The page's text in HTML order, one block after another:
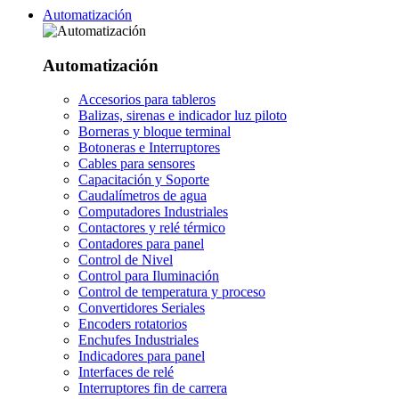
Automatización
Automatización
Accesorios para tableros
Balizas, sirenas e indicador luz piloto
Borneras y bloque terminal
Botoneras e Interruptores
Cables para sensores
Capacitación y Soporte
Caudalímetros de agua
Computadores Industriales
Contactores y relé térmico
Contadores para panel
Control de Nivel
Control para Iluminación
Control de temperatura y proceso
Convertidores Seriales
Encoders rotatorios
Enchufes Industriales
Indicadores para panel
Interfaces de relé
Interruptores fin de carrera